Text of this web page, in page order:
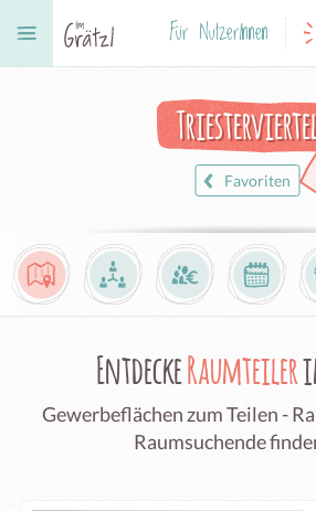
Für NutzerInnen
Favoriten
EntdeckeRaumteiler
Gewerbeflächen zum Teilen -
Raumsuchende